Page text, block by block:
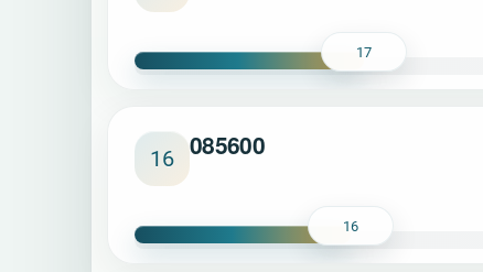
17
16 085600
16